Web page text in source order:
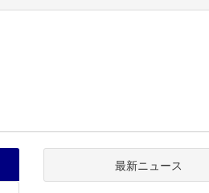
最新ニュース